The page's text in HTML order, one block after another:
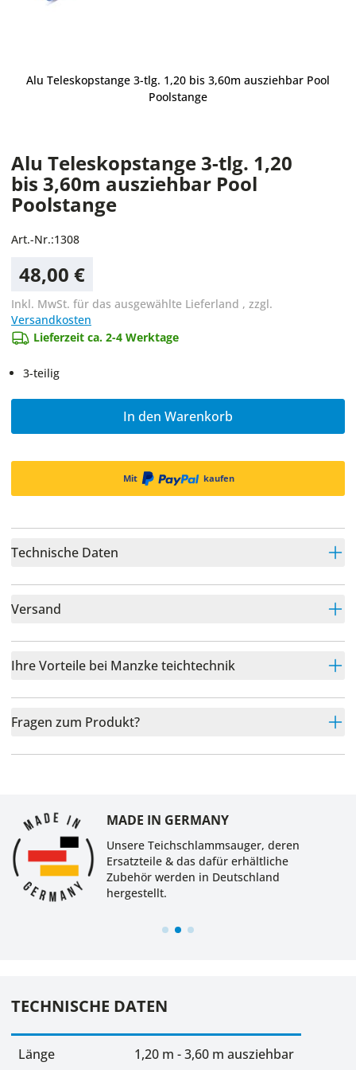
Alu Teleskopstange 3-tlg. 1,20 bis 3,60m ausziehbar Pool
Poolstange
Alu Teleskopstange 3-tlg. 1,20
bis 3,60m ausziehbar Pool
Poolstange
Art.-Nr.:1308
48,00 €
Inkl. MwSt. für das ausgewählte Lieferland , zzgl.
Versandkosten
Lieferzeit ca. 2-4 Werktage
3-teilig
In den Warenkorb
Mit kaufen
Technische Daten
Versand
Ihre Vorteile bei Manzke teichtechnik
Fragen zum Produkt?
MADE IN GERMANY
Unsere Teichschlammsauger, deren
Ersatzteile & das dafür erhältliche
Zubehör werden in Deutschland
hergestellt.
TECHNISCHE DATEN
Länge 1,20 m - 3,60 m ausziehbar